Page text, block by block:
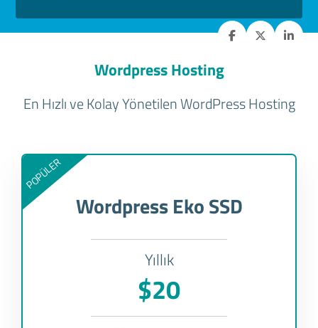
Wordpress Hosting
En Hızlı ve Kolay Yönetilen WordPress Hosting
POPÜLER
Wordpress Eko SSD
Yıllık
$20